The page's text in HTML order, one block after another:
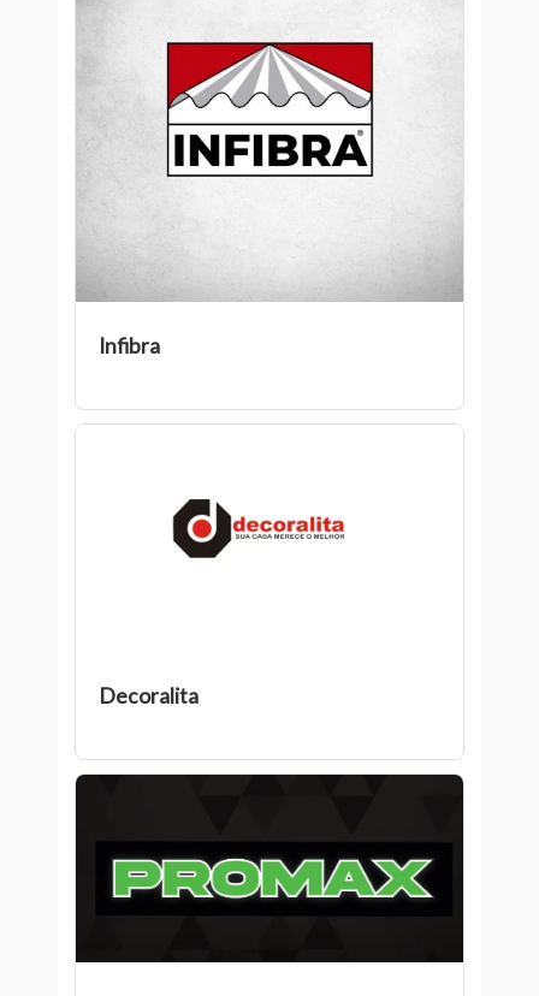
Infibra
Decoralita